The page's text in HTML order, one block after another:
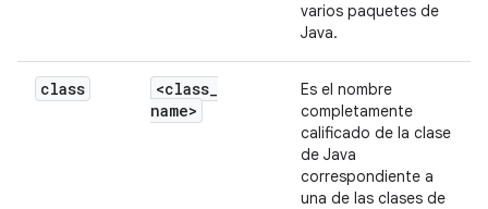
varios paquetes de
Java.
class <class_
name>
Es el nombre
completamente
calificado de la clase
de Java
correspondiente a
una de las clases de